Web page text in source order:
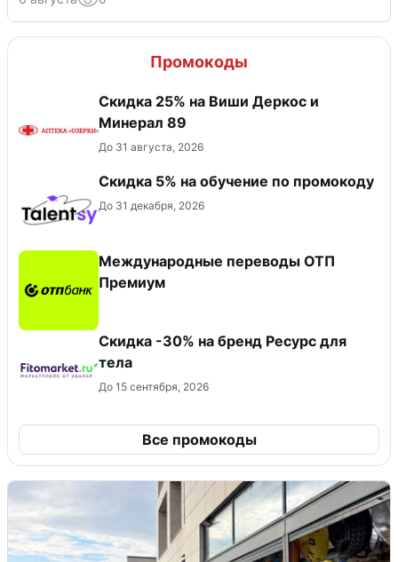
Промокоды
Скидка 25% на Виши Деркос и
Минерал 89
До 31 августа, 2026
Скидка 5% на обучение по промокоду
До 31 декабря, 2026
Международные переводы ОТП
Премиум
Скидка -30% на бренд Ресурс для
тела
До 15 сентября, 2026
Все промокоды